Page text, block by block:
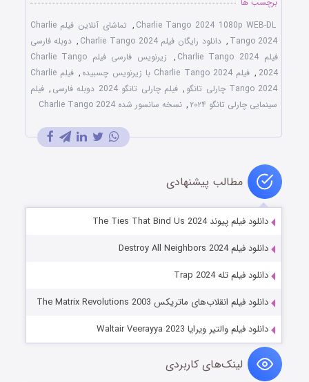
Charlie Tango 2024 1080p WEB-DL
,
تماشای آنلاین فیلم Charlie
Tango 2024
, دانلود رایگان فیلم Charlie Tango 2024 , دوبله فارسی
فیلم Charlie Tango 2024
,
زیرنویس فارسی فیلم Charlie Tango
2024
, فیلم Charlie Tango 2024 با زیرنویس چسبیده ,
فیلم Charlie
Tango 2024 چارلی تانگو
, فیلم چارلی تانگو 2024 دوبله فارسی , فیلم
سینمایی چارلی تانگو ۲۰۲۴
, نسخه سانسور شده Charlie Tango 2024
مطالب پیشنهادی
دانلود فیلم پیوند The Ties That Bind Us 2024
دانلود فیلم Destroy All Neighbors 2024
دانلود فیلم تله Trap 2024
دانلود فیلم انقلاب‌های ماتریکس The Matrix Revolutions 2003
دانلود فیلم والتیر ویرایا Waltair Veerayya 2023
لینک‌های کاربردی